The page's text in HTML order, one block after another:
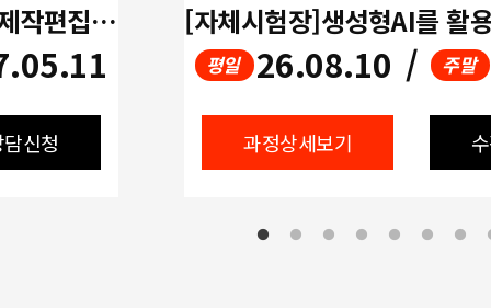
[멀티미디어]생성형AI활용 영상제작편집(UI/UX디자인,프리미어,에프터이펙트,ChatGPT)
신청
평일 26.08.10 / 주말
과정상세보기